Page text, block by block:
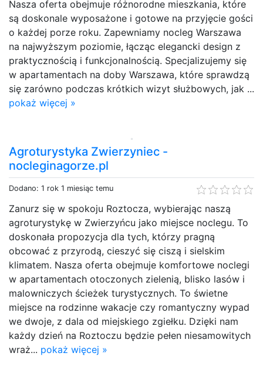
Nasza oferta obejmuje różnorodne mieszkania, które
są doskonale wyposażone i gotowe na przyjęcie gości
o każdej porze roku. Zapewniamy nocleg Warszawa
na najwyższym poziomie, łącząc elegancki design z
praktycznością i funkcjonalnością. Specjalizujemy się
w apartamentach na doby Warszawa, które sprawdzą
się zarówno podczas krótkich wizyt służbowych, jak ...
pokaż więcej »
Agroturystyka Zwierzyniec -
nocleginagorze.pl
Dodano: 1 rok 1 miesiąc temu
Zanurz się w spokoju Roztocza, wybierając naszą
agroturystykę w Zwierzyńcu jako miejsce noclegu. To
doskonała propozycja dla tych, którzy pragną
obcować z przyrodą, cieszyć się ciszą i sielskim
klimatem. Nasza oferta obejmuje komfortowe noclegi
w apartamentach otoczonych zielenią, blisko lasów i
malowniczych ścieżek turystycznych. To świetne
miejsce na rodzinne wakacje czy romantyczny wypad
we dwoje, z dala od miejskiego zgiełku. Dzięki nam
każdy dzień na Roztoczu będzie pełen niesamowitych
wraż... pokaż więcej »